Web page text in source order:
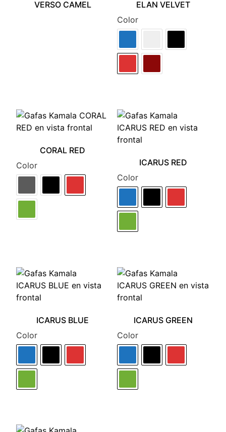
VERSO CAMEL
ELAN VELVET
Color
CORAL RED
Color
ICARUS RED
Color
ICARUS BLUE
Color
ICARUS GREEN
Color